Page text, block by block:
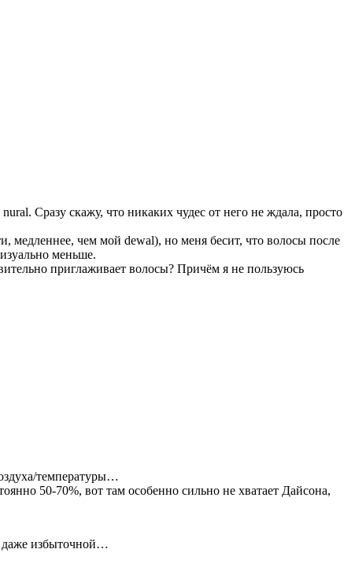
Сразу скажу, что никаких чудес от него не ждала, просто
медленнее, чем мой dewal), но меня бесит, что волосы после
меньше.
приглаживает волосы? Причём я не пользуюсь
температуры…
50-70%, вот там особенно сильно не хватает Дайсона,
даже избыточной…